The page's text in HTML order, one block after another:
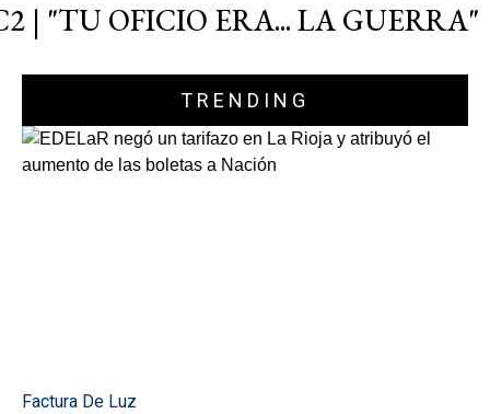
| "TU OFICIO ERA... LA GUERRA"
TRENDING
Factura De Luz